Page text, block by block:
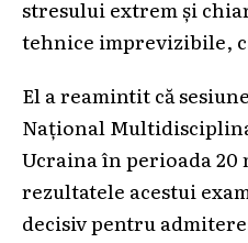
stresului extrem și
tehnice imprevizibile,
El a reamintit că
Național
Ucraina în perioada 20
rezultatele acestui
decisiv pentru